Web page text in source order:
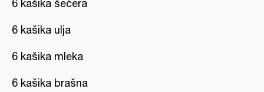
6 kašika šećera
6 kašika ulja
6 kašika mleka
6 kašika brašna